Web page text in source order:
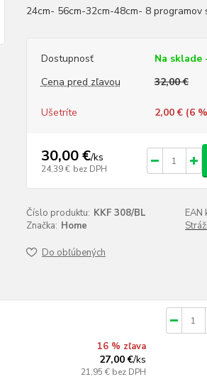
24cm- 56cm-32cm-48cm- 8 programov
Dostupnosť
Na sklade
Cena pred zľavou
32,00 €
Ušetríte 2,00 € (6
30,00 €/ks
24,39 € bez DPH
Číslo produktu: KKF 308/BL EAN
Značka: Home
Do obľúbených
16 % zľava
27,00 €/ks
21,95 € bez DPH